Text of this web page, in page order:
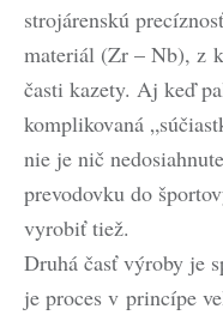
strojárenskú
materiál (Zr – Nb), z
časti kazety. Aj keď
komplikovaná
nie je nič
prevodovku do
vyrobiť tiež.
Druhá časť výroby je
je proces v princípe